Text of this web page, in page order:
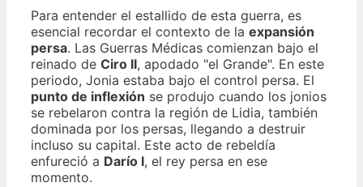
Para entender el estallido de esta guerra, es
esencial recordar el contexto de la expansión
persa. Las Guerras Médicas comienzan bajo el
reinado de Ciro II, apodado "el Grande". En este
periodo, Jonia estaba bajo el control persa. El
punto de inflexión se produjo cuando los jonios
se rebelaron contra la región de Lidia, también
dominada por los persas, llegando a destruir
incluso su capital. Este acto de rebeldía
enfureció a Darío I, el rey persa en ese
momento.